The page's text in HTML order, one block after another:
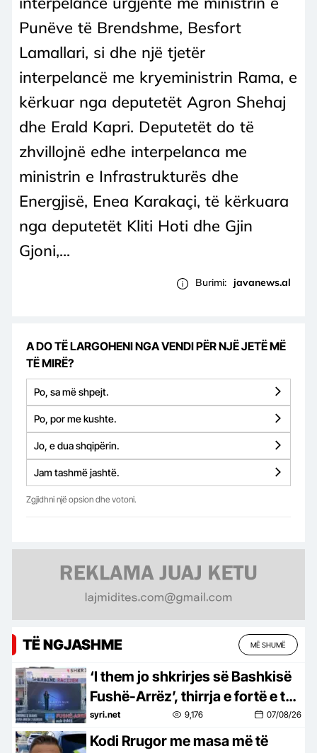
Punëve të Brendshme, Besfort
Lamallari, si dhe një tjetër
interpelancë me kryeministrin Rama, e
kërkuar nga deputetët Agron Shehaj
dhe Erald Kapri. Deputetët do të
zhvillojnë edhe interpelanca me
ministrin e Infrastrukturës dhe
Energjisë, Enea Karakaçi, të kërkuara
nga deputetët Kliti Hoti dhe Gjin
Gjoni,...
Burimi: javanews.al
A DO TË LARGOHENI NGA VENDI PËR NJË JETË MË
TË MIRË?
Po, sa më shpejt.
Po, por me kushte.
Jo, e dua shqipërin.
Jam tashmë jashtë.
Zgjidhni një opsion dhe votoni.
TË NGJASHME MË SHUMË
‘I them jo shkrirjes së Bashkisë
Fushë-Arrëz’, thirrja e fortë e të
resë: Mos na detyroni të
braktisim vendlindjen
syri.net 9,176 07/08/26
Kodi Rrugor me masa më të